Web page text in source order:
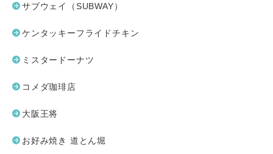
サブウェイ（SUBWAY）
ケンタッキーフライドチキン
ミスタードーナツ
コメダ珈琲店
大阪王将
お好み焼き 道とん堀